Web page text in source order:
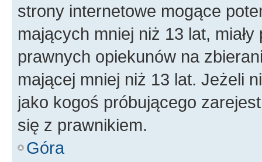
strony internetowe mogące
mających mniej niż 13 lat,
prawnych opiekunów na
mającej mniej niż 13 lat. Jeżeli
jako kogoś próbującego
się z prawnikiem.
Góra